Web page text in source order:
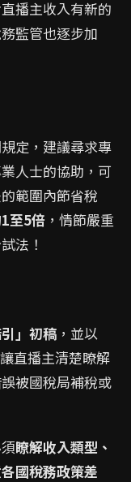
播主收入有新的
監管也逐步加
定，建議尋求專
人士的協助，可
範圍內節省稅
至5倍 ，情節嚴重
法！
引」初稿 ，並以
讓直播主清楚瞭解
被國稅局補稅或
瞭解收入類型、
國稅務政策差